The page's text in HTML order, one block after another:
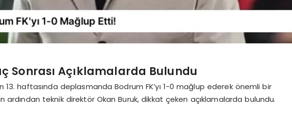
Sonrası Açıklamalarda Bulundu
13. haftasında deplasmanda Bodrum FK’yı 1-0 mağlup ederek önemli bir
ardından teknik direktör Okan Buruk, dikkat çeken açıklamalarda bulundu.